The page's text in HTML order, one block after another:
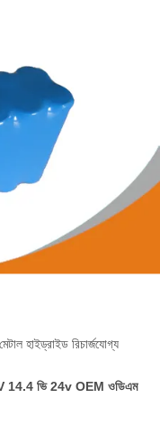
হাইড্রাইড রিচার্জযোগ্য
14.4 ভি 24v OEM ওডিএম